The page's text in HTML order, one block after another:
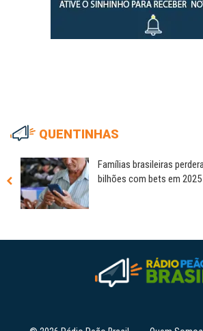
QUENTINHAS
Famílias brasileiras
bilhões com bets em 2025